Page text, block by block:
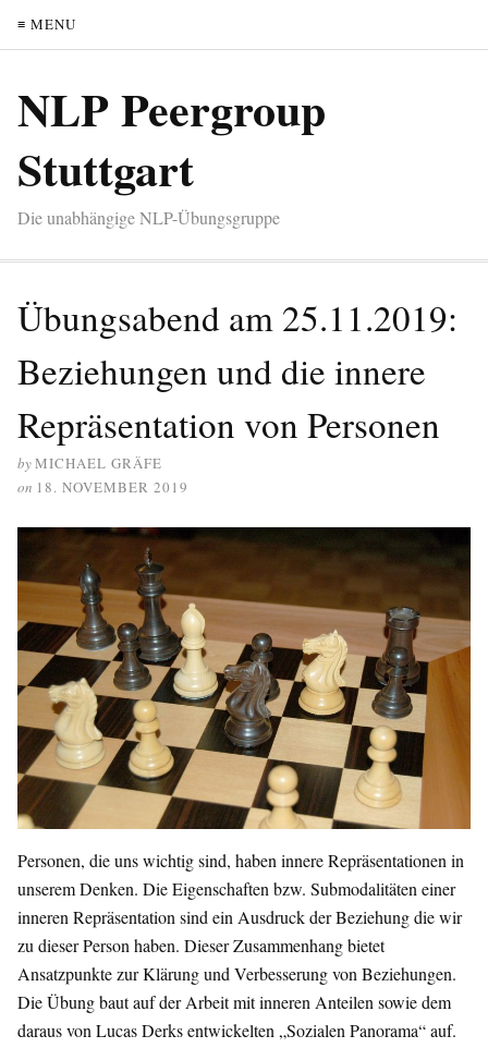
≡ MENU
NLP Peergroup
Stuttgart
Die unabhängige NLP-Übungsgruppe
Übungsabend am 25.11.2019:
Beziehungen und die innere
Repräsentation von Personen
byMICHAEL GRÄFE
on 18. NOVEMBER 2019
Personen, die uns wichtig sind, haben innere Repräsentationen in
unserem Denken. Die Eigenschaften bzw. Submodalitäten einer
inneren Repräsentation sind ein Ausdruck der Beziehung die wir
zu dieser Person haben. Dieser Zusammenhang bietet
Ansatzpunkte zur Klärung und Verbesserung von Beziehungen.
Die Übung baut auf der Arbeit mit inneren Anteilen sowie dem
daraus von Lucas Derks entwickelten „Sozialen Panorama“ auf.